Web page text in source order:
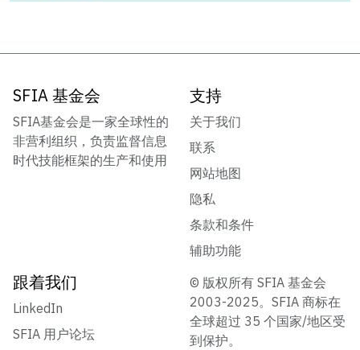
SFIA 基金会
SFIA基金会是一家全球性的
非营利组织，负责监督信息
时代技能框架的生产和使用
支持
关于我们
联系
网站地图
隐私
条款和条件
辅助功能
跟着我们
LinkedIn
SFIA 用户论坛
© 版权所有 SFIA 基金会
2003-2025。SFIA 商标在
全球超过 35 个国家/地区受
到保护。